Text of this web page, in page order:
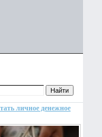
личное денежное